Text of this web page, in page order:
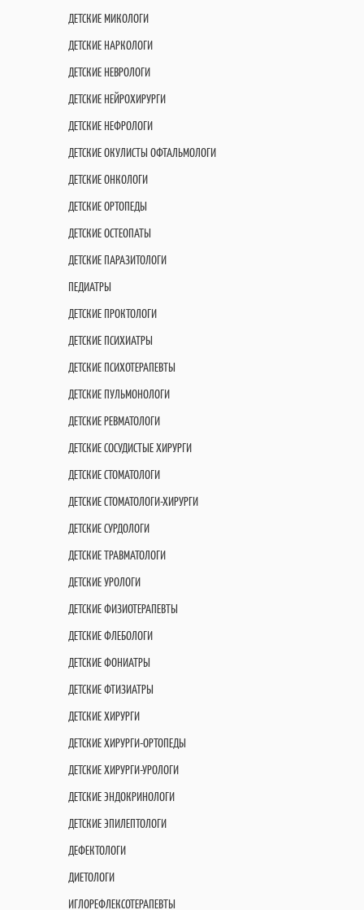
ДЕТСКИЕ МИКОЛОГИ
ДЕТСКИЕ НАРКОЛОГИ
ДЕТСКИЕ НЕВРОЛОГИ
ДЕТСКИЕ НЕЙРОХИРУРГИ
ДЕТСКИЕ НЕФРОЛОГИ
ДЕТСКИЕ ОКУЛИСТЫ ОФТАЛЬМОЛОГИ
ДЕТСКИЕ ОНКОЛОГИ
ДЕТСКИЕ ОРТОПЕДЫ
ДЕТСКИЕ ОСТЕОПАТЫ
ДЕТСКИЕ ПАРАЗИТОЛОГИ
ПЕДИАТРЫ
ДЕТСКИЕ ПРОКТОЛОГИ
ДЕТСКИЕ ПСИХИАТРЫ
ДЕТСКИЕ ПСИХОТЕРАПЕВТЫ
ДЕТСКИЕ ПУЛЬМОНОЛОГИ
ДЕТСКИЕ РЕВМАТОЛОГИ
ДЕТСКИЕ СОСУДИСТЫЕ ХИРУРГИ
ДЕТСКИЕ СТОМАТОЛОГИ
ДЕТСКИЕ СТОМАТОЛОГИ-ХИРУРГИ
ДЕТСКИЕ СУРДОЛОГИ
ДЕТСКИЕ ТРАВМАТОЛОГИ
ДЕТСКИЕ УРОЛОГИ
ДЕТСКИЕ ФИЗИОТЕРАПЕВТЫ
ДЕТСКИЕ ФЛЕБОЛОГИ
ДЕТСКИЕ ФОНИАТРЫ
ДЕТСКИЕ ФТИЗИАТРЫ
ДЕТСКИЕ ХИРУРГИ
ДЕТСКИЕ ХИРУРГИ-ОРТОПЕДЫ
ДЕТСКИЕ ХИРУРГИ-УРОЛОГИ
ДЕТСКИЕ ЭНДОКРИНОЛОГИ
ДЕТСКИЕ ЭПИЛЕПТОЛОГИ
ДЕФЕКТОЛОГИ
ДИЕТОЛОГИ
ИГЛОРЕФЛЕКСОТЕРАПЕВТЫ